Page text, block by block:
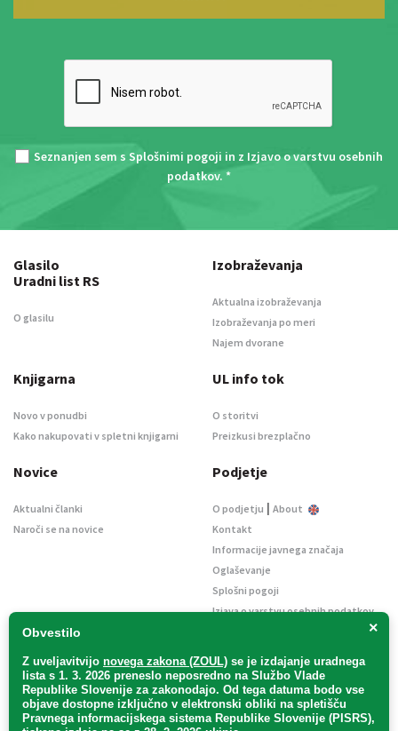
Seznanjen sem s Splošnimi pogoji in z Izjavo o varstvu osebnih
podatkov. *
×
Obvestilo
Z uveljavitvijo novega zakona (ZOUL) se je izdajanje uradnega
lista s 1. 3. 2026 preneslo neposredno na Službo Vlade
Republike Slovenije za zakonodajo. Od tega datuma bodo vse
objave dostopne izključno v elektronski obliki na spletišču
Pravnega informacijskega sistema Republike Slovenije (PISRS),
Glasilo
Uradni list RS
O glasilu
Izobraževanja
Aktualna izobraževanja
Izobraževanja po meri
Najem dvorane
Knjigarna
Novo v ponudbi
Kako nakupovati v spletni knjigarni
UL info tok
O storitvi
Preizkusi brezplačno
Novice
Aktualni članki
Naroči se na novice
Podjetje
O podjetju | About
Kontakt
Informacije javnega značaja
Oglaševanje
Splošni pogoji
Izjava o varstvu osebnih podatkov
Uradni list d. o. o. – v likvidaciji / Vse pravice pridržane.